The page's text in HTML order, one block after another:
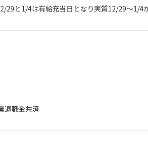
29と1/4は有給充当日となり実質12/29～1/4
退職金共済